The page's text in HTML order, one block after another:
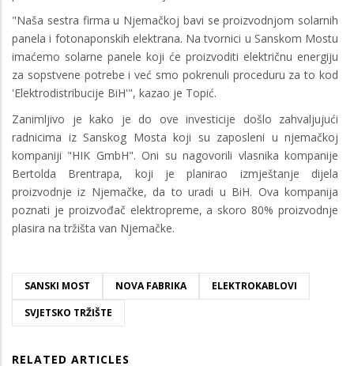
"Naša sestra firma u Njemačkoj bavi se proizvodnjom solarnih
panela i fotonaponskih elektrana. Na tvornici u Sanskom Mostu
imaćemo solarne panele koji će proizvoditi električnu energiju
za sopstvene potrebe i već smo pokrenuli proceduru za to kod
'Elektrodistribucije BiH'", kazao je Topić.
Zanimljivo je kako je do ove investicije došlo zahvaljujući
radnicima iz Sanskog Mosta koji su zaposleni u njemačkoj
kompaniji "HIK GmbH". Oni su nagovorili vlasnika kompanije
Bertolda Brentrapa, koji je planirao izmještanje dijela
proizvodnje iz Njemačke, da to uradi u BiH. Ova kompanija
poznati je proizvođač elektropreme, a skoro 80% proizvodnje
plasira na tržišta van Njemačke.
SANSKI MOST NOVA FABRIKA
ELEKTROKABLOVI
SVJETSKO TRŽIŠTE
RELATED ARTICLES